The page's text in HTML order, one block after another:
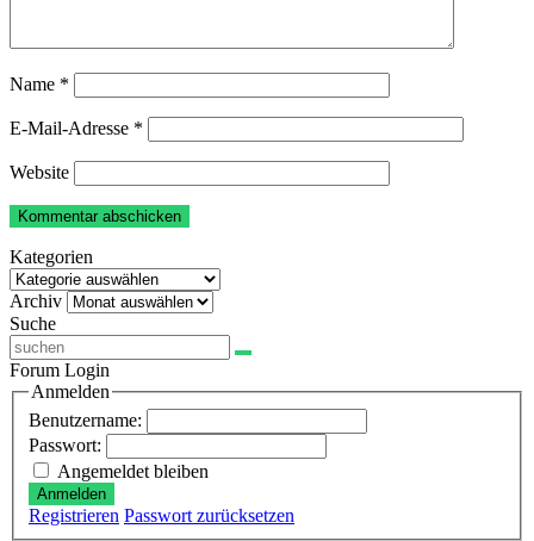
Name *
E-Mail-Adresse *
Website
Kategorien
Kategorien
Archiv Archiv
Suche
Forum Login
Anmelden
Benutzername:
Passwort:
Angemeldet bleiben
Anmelden
Registrieren Passwort zurücksetzen